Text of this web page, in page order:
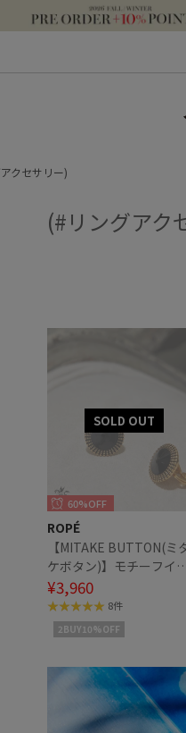
クセサリー)
(#リングアク
60%OFF
ROPÉ
【MITAKE BUTTON(ミ
ケボタン)】モチーフイ
リング
¥3,960
8件
2BUY10%OFF